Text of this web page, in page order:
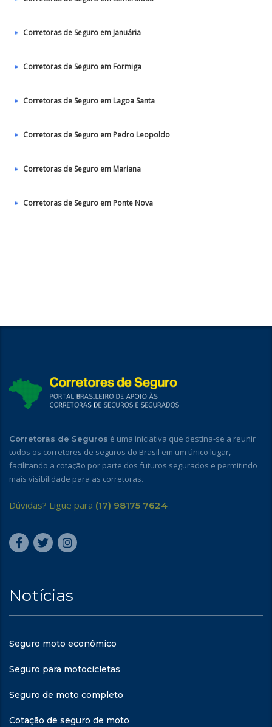
Corretoras de Seguro em Januária
Corretoras de Seguro em Formiga
Corretoras de Seguro em Lagoa Santa
Corretoras de Seguro em Pedro Leopoldo
Corretoras de Seguro em Mariana
Corretoras de Seguro em Ponte Nova
Corretoras de Seguros é uma iniciativa que destina-se a reunir
todos os corretores de seguros do Brasil em um único lugar,
facilitando a cotação por parte dos futuros segurados e permitindo
mais visibilidade para as corretoras.
Dúvidas? Ligue para (17) 98175 7624
Notícias
Seguro moto econômico
Seguro para motocicletas
Seguro de moto completo
Cotação de seguro de moto